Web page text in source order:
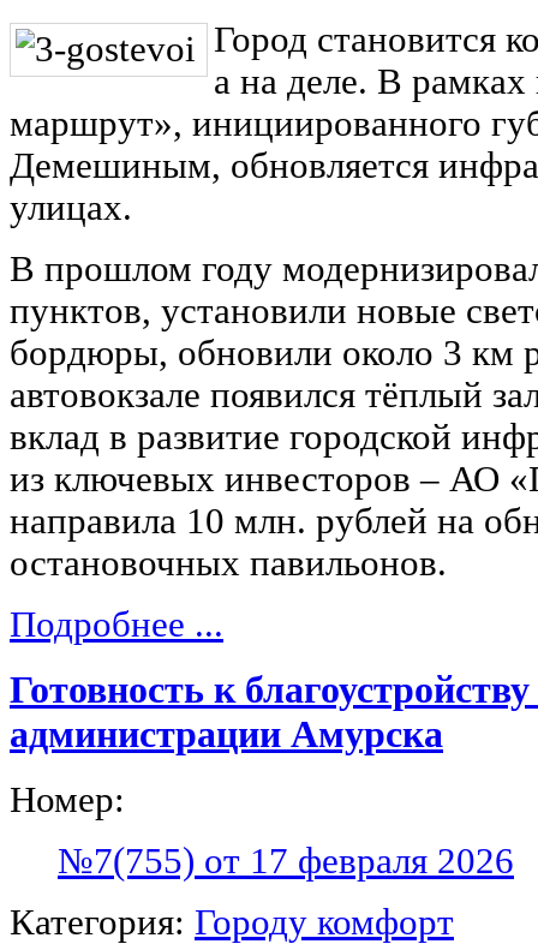
Город становится
а на деле. В рамках
маршрут», инициированного
Демешиным, обновляется
улицах.
В прошлом году
пунктов, установили новые
бордюры, обновили около 3 км
автовокзале появился тёплый
вклад в развитие городской
из ключевых инвесторов – АО
направила 10 млн. рублей на
остановочных павильонов.
Подробнее ...
Готовность к
администрации Амурска
Номер:
№7(755) от 17 февраля 2026
Категория: Городу комфорт